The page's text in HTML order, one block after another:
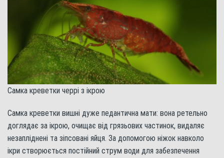
Самка креветки черрі з ікрою
Самка креветки вишні дуже педантична мати: вона ретельно
доглядає за ікрою, очищає від грязьових частинок, видаляє
незапліднені та зіпсовані яйця. За допомогою ніжок навколо
ікри створюється постійний струм води для забезпечення